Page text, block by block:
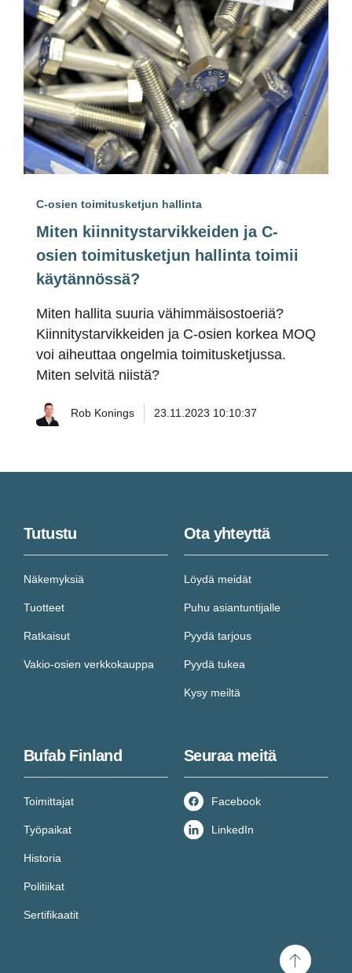
C-osien toimitusketjun hallinta
Miten kiinnitystarvikkeiden ja C-
osien toimitusketjun hallinta toimii
käytännössä?
Miten hallita suuria vähimmäisostoeriä?
Kiinnitystarvikkeiden ja C-osien korkea MOQ
voi aiheuttaa ongelmia toimitusketjussa.
Miten selvitä niistä?
Rob Konings 23.11.2023 10:10:37
Tutustu
Näkemyksiä
Tuotteet
Ratkaisut
Vakio-osien verkkokauppa
Ota yhteyttä
Löydä meidät
Puhu asiantuntijalle
Pyydä tarjous
Pyydä tukea
Kysy meiltä
Bufab Finland
Toimittajat
Työpaikat
Historia
Politiikat
Sertifikaatit
Seuraa meitä
Facebook
LinkedIn
Scroll